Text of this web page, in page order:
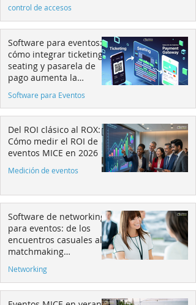
control de accesos
Software para eventos:
cómo integrar ticketing,
seating y pasarela de
pago aumenta la
Software para Eventos
Del ROI clásico al ROX:
Cómo medir el ROI de
eventos MICE en 2026
Medición de eventos
Software de networking
para eventos: de los
encuentros casuales al
matchmaking
estratégico
Networking